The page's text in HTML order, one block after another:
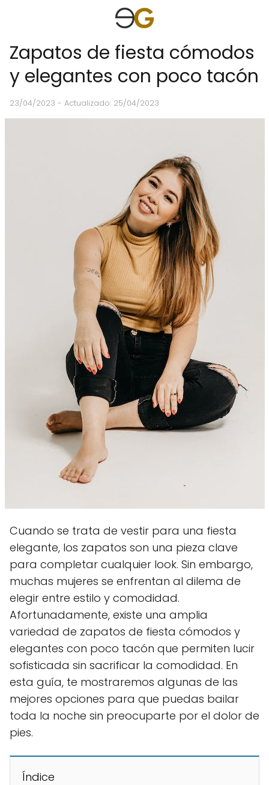
Zapatos de fiesta cómodos
y elegantes con poco tacón
23/04/2023 - Actualizado: 25/04/2023
Cuando se trata de vestir para una fiesta
elegante, los zapatos son una pieza clave
para completar cualquier look. Sin embargo,
muchas mujeres se enfrentan al dilema de
elegir entre estilo y comodidad.
Afortunadamente, existe una amplia
variedad de zapatos de fiesta cómodos y
elegantes con poco tacón que permiten lucir
sofisticada sin sacrificar la comodidad. En
esta guía, te mostraremos algunas de las
mejores opciones para que puedas bailar
toda la noche sin preocuparte por el dolor de
pies.
Índice